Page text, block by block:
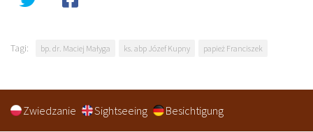
Tagi: bp. dr. Maciej Małyga ks. abp Józef Kupny papież Franciszek
Zwiedzanie Sightseeing Besichtigung